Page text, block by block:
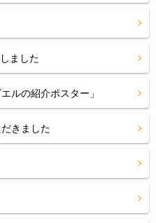
ました
ルの紹介ポスター」
きました